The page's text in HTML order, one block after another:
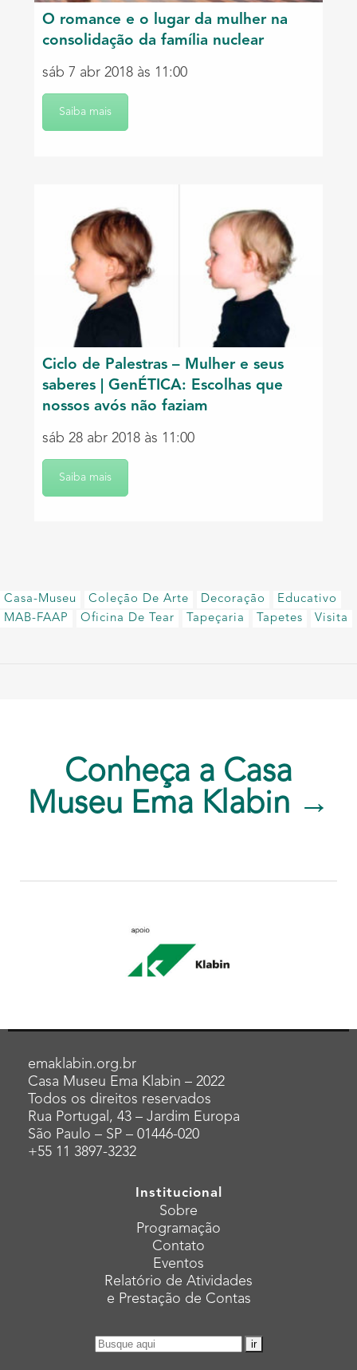
O romance e o lugar da mulher na
consolidação da família nuclear
sáb 7 abr 2018 às 11:00
Saiba mais
Ciclo de Palestras – Mulher e seus
saberes | GenÉTICA: Escolhas que
nossos avós não faziam
sáb 28 abr 2018 às 11:00
Saiba mais
Casa-Museu Coleção De Arte Decoração
Educativo
MAB-FAAP
Oficina De Tear Tapeçaria Tapetes Visita
Conheça a Casa
Museu Ema Klabin →
emaklabin.org.br
Casa Museu Ema Klabin – 2022
Todos os direitos reservados
Rua Portugal, 43 – Jardim Europa
São Paulo – SP – 01446-020
+55 11 3897-3232
Institucional
Sobre
Programação
Contato
Eventos
Relatório de Atividades
e Prestação de Contas
Pesquisar